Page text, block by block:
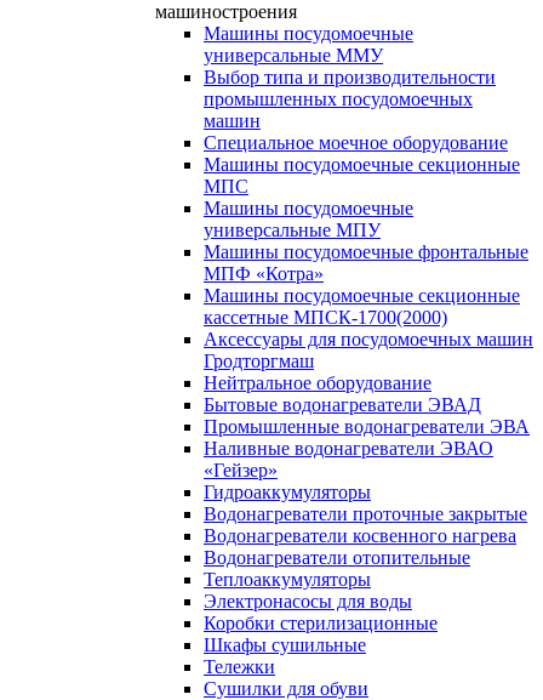
машиностроения
Машины посудомоечные
универсальные ММУ
Выбор типа и производительности
промышленных посудомоечных
машин
Специальное моечное оборудование
Машины посудомоечные секционные
МПС
Машины посудомоечные
универсальные МПУ
Машины посудомоечные фронтальные
МПФ «Котра»
Машины посудомоечные секционные
кассетные МПСК-1700(2000)
Аксессуары для посудомоечных машин
Гродторгмаш
Нейтральное оборудование
Бытовые водонагреватели ЭВАД
Промышленные водонагреватели ЭВА
Наливные водонагреватели ЭВАО
«Гейзер»
Гидроаккумуляторы
Водонагреватели проточные закрытые
Водонагреватели косвенного нагрева
Водонагреватели отопительные
Теплоаккумуляторы
Электронасосы для воды
Коробки стерилизационные
Шкафы сушильные
Тележки
Сушилки для обуви